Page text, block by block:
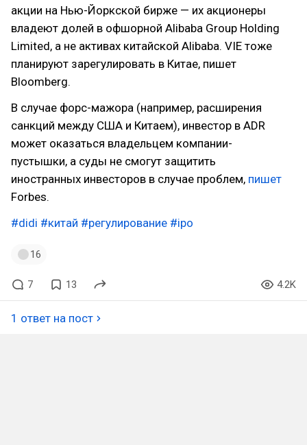
акции на Нью-Йоркской бирже — их акционеры
владеют долей в офшорной Alibaba Group Holding
Limited, а не активах китайской Alibaba. VIE тоже
планируют зарегулировать в Китае, пишет
Bloomberg.
В случае форс-мажора (например, расширения
санкций между США и Китаем), инвестор в ADR
может оказаться владельцем компании-
пустышки, а суды не смогут защитить
иностранных инвесторов в случае проблем, пишет
Forbes.
#didi #китай #регулирование #ipo
16
7 13 4.2K
1 ответ на пост